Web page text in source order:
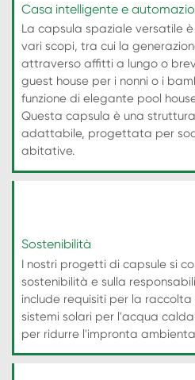
Casa intelligente e
La capsula spaziale versatile
vari scopi, tra cui la
attraverso affitti a lungo o
guest house per i nonni o i
funzione di elegante pool
Questa capsula è una
adattabile, progettata per
abitative.
Sostenibilità
I nostri progetti di capsule si
sostenibilità e sulla
include requisiti per la
sistemi solari per l'acqua
per ridurre l'impronta